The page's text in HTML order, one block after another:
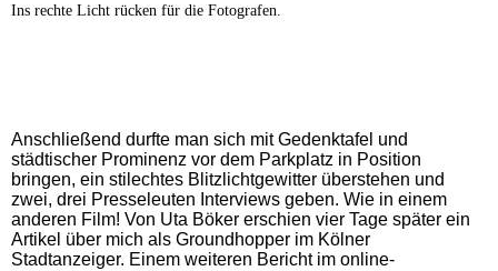
Ins rechte Licht rücken für die Fotografen.
Anschließend durfte man sich mit Gedenktafel und
städtischer Prominenz vor dem Parkplatz in Position
bringen, ein stilechtes Blitzlichtgewitter überstehen und
zwei, drei Presseleuten Interviews geben. Wie in einem
anderen Film! Von Uta Böker erschien vier Tage später ein
Artikel über mich als Groundhopper im Kölner
Stadtanzeiger. Einem weiteren Bericht im online-